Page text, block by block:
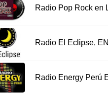
Radio Pop Rock en
Radio El Eclipse,
Radio Energy Perú